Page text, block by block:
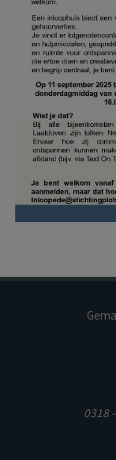
0318